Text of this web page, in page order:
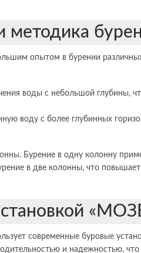
методика
опытом в бурении
воды с небольшой глубины,
воду с более глубинных
Бурение в одну колонну
в две колонны, что
современные буровые
и надежностью, что